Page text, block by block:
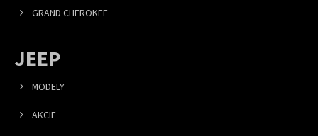
GRAND CHEROKEE
JEEP
MODELY
AKCIE